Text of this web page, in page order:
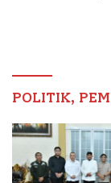
POLITIK,